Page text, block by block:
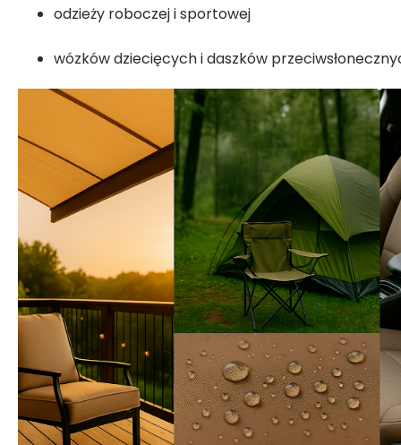
odzieży roboczej i sportowej
wózków dziecięcych i daszków